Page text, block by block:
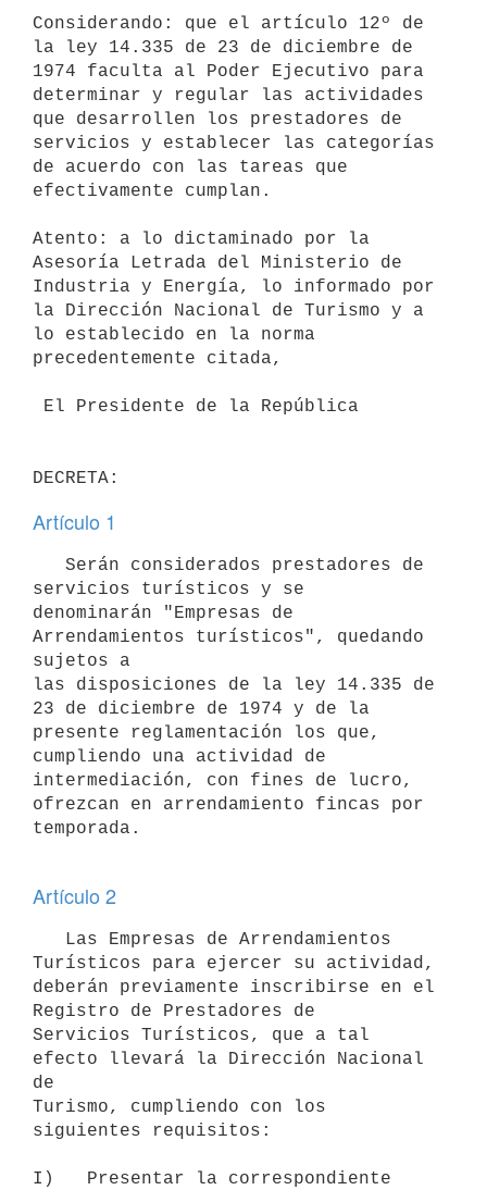
Considerando: que el artículo 12º de
la ley 14.335 de 23 de diciembre de
1974 faculta al Poder Ejecutivo para
determinar y regular las actividades
que desarrollen los prestadores de
servicios y establecer las categorías
de acuerdo con las tareas que
efectivamente cumplan.
Atento: a lo dictaminado por la
Asesoría Letrada del Ministerio de
Industria y Energía, lo informado por
la Dirección Nacional de Turismo y a
lo establecido en la norma
precedentemente citada,
Artículo 1
servicios turísticos y se
denominarán "Empresas de
Arrendamientos turísticos", quedando
sujetos a
las disposiciones de la ley 14.335 de
23 de diciembre de 1974 y de la
presente reglamentación los que,
cumpliendo una actividad de
intermediación, con fines de lucro,
ofrezcan en arrendamiento fincas por
temporada.
Artículo 2
Turísticos para ejercer su actividad,
deberán previamente inscribirse en el
Registro de Prestadores de
Servicios Turísticos, que a tal
efecto llevará la Dirección Nacional
de
Turismo, cumpliendo con los
siguientes requisitos:
I)   Presentar la correspondiente